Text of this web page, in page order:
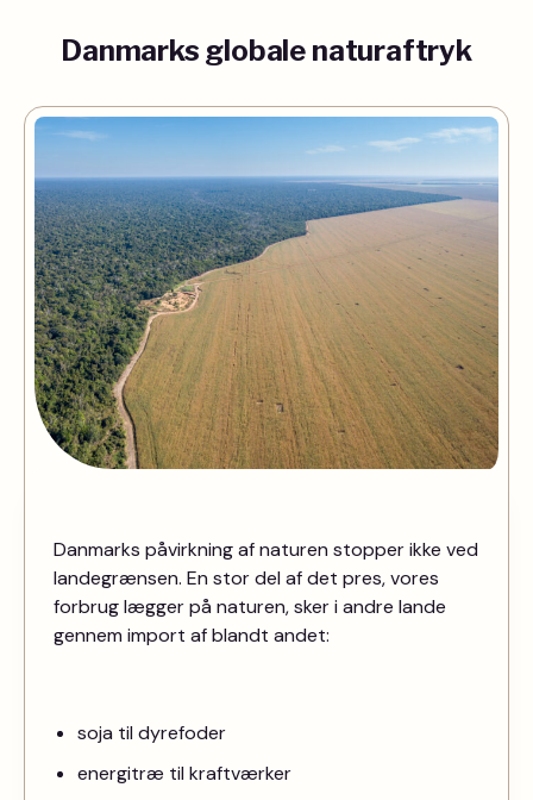
Danmarks globale naturaftryk
Danmarks påvirkning af naturen stopper ikke ved
landegrænsen. En stor del af det pres, vores
forbrug lægger på naturen, sker i andre lande
gennem import af blandt andet:
soja til dyrefoder
energitræ til kraftværker